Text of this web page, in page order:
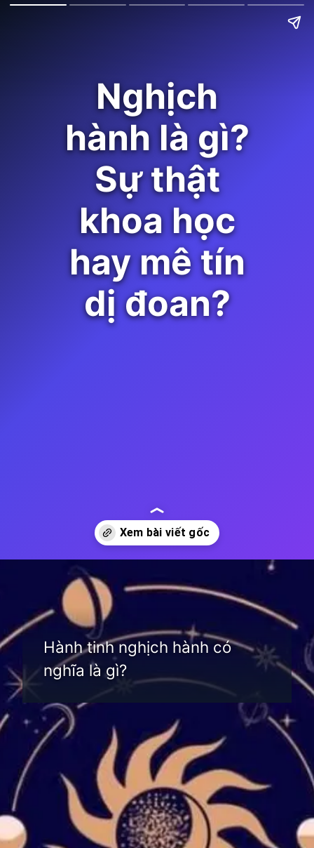
Nghịch
hành là gì?
Sự thật
khoa học
hay mê tín
dị đoan?
Đang mở
Hành tinh nghịch hành có
nghĩa là gì?